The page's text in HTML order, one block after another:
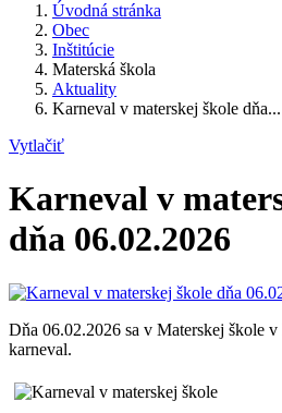
Úvodná stránka
Obec
Inštitúcie
Materská škola
Aktuality
Karneval v materskej škole dňa...
Vytlačiť
Karneval v
dňa 06.02.2026
Dňa 06.02.2026 sa v Materskej škole
karneval.